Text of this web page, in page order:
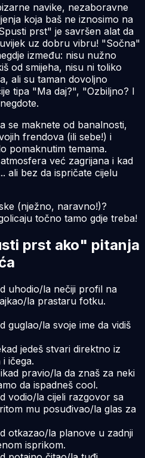
navike, nezaboravne
koja baš ne iznosimo na
prst" je savršen alat da
uz dobru vibru! "Sočna"
između: nisu nužno
od smijeha, nisu ni toliko
ali su taman dovoljno
tipa "Ma daj?", "Ozbiljno? I
se maknete od banalnosti,
frendova (ili sebe!) i
pomaknutim temama.
već zagrijana i kad
ali bez da ispričate cijelu
(nježno, naravno!)?
točno tamo gdje treba!
prst ako" pitanja
uhodio/la nečiji profil na
la prastaru fotku.
guglao/la svoje ime da vidiš
jedeš stvari direktno iz
ičega.
pravio/la da znaš za neki
da ispadneš cool.
vodio/la cijeli razgovor sa
mu posuđivao/la glas za
otkazao/la planove u zadnji
isprikom.